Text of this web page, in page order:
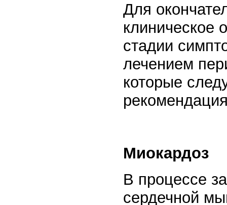
Для
клиническое
стадии
лечением
которые
Миокардоз
В процессе
сердечной